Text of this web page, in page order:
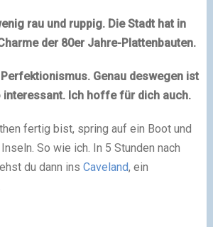
rau und ruppig. Die Stadt hat in
der 80er Jahre-Plattenbauten.
Genau deswegen ist
Ich hoffe für dich auch.
fertig bist, spring auf ein Boot und
So wie ich. In 5 Stunden nach
du dann ins Caveland, ein